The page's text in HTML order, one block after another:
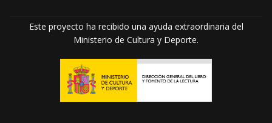
Este proyecto ha recibido una ayuda extraordinaria del
Ministerio de Cultura y Deporte.